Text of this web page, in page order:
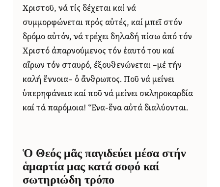
Χριστοῦ, νά τίς δέχεται καί νά
συμμορφώνεται πρός αὐτές, καί μπεῖ στόν
δρόμο αὐτόν, νά τρέχει δηλαδή πίσω ἀπό τόν
Χριστό ἀπαρνούμενος τόν ἑαυτό του καί
αἴρων τόν σταυρό, ἐξουθενώνεται –μέ τήν
καλή ἔννοια– ὁ ἄνθρωπος. Ποῦ νά μείνει
ὑπερηφάνεια καί ποῦ νά μείνει σκληροκαρδία
καί τά παρόμοια! Ἕνα-ἕνα αὐτά διαλύονται.
Ὁ Θεός μᾶς παγιδεύει μέσα στήν
ἁμαρτία μας κατά σοφό καί
σωτηριώδη τρόπο